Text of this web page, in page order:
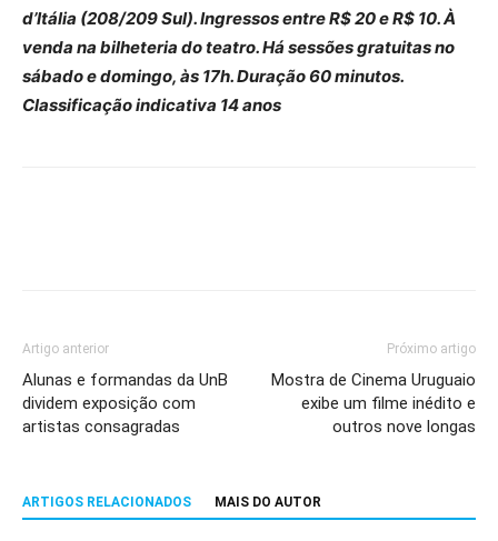
d’Itália (208/209 Sul). Ingressos entre R$ 20 e R$ 10. À
venda na bilheteria do teatro. Há sessões gratuitas no
sábado e domingo, às 17h. Duração 60 minutos.
Classificação indicativa 14 anos
Artigo anterior
Alunas e formandas da UnB
dividem exposição com
artistas consagradas
Próximo artigo
Mostra de Cinema Uruguaio
exibe um filme inédito e
outros nove longas
ARTIGOS RELACIONADOS MAIS DO AUTOR